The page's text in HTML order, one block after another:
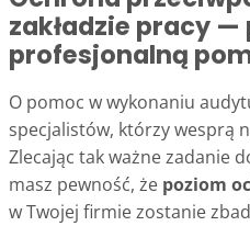
zakładzie pracy —
profesjonalną
O pomoc w wykonaniu
specjalistów, którzy wesprą
Zlecając tak ważne zadanie
masz pewność, że poziom
w Twojej firmie zostanie